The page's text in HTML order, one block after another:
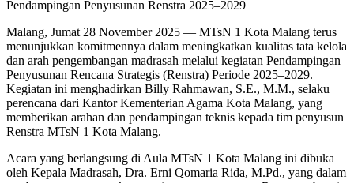
Pendampingan Penyusunan Renstra 2025–2029
Malang, Jumat 28 November 2025 — MTsN 1 Kota Malang terus
menunjukkan komitmennya dalam meningkatkan kualitas tata kelola
dan arah pengembangan madrasah melalui kegiatan Pendampingan
Penyusunan Rencana Strategis (Renstra) Periode 2025–2029.
Kegiatan ini menghadirkan Billy Rahmawan, S.E., M.M., selaku
perencana dari Kantor Kementerian Agama Kota Malang, yang
memberikan arahan dan pendampingan teknis kepada tim penyusun
Renstra MTsN 1 Kota Malang.
Acara yang berlangsung di Aula MTsN 1 Kota Malang ini dibuka
oleh Kepala Madrasah, Dra. Erni Qomaria Rida, M.Pd., yang dalam